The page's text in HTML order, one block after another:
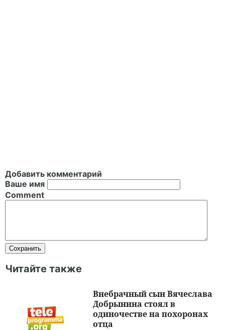
Добавить комментарий
Ваше имя
Comment
Читайте также
Внебрачный сын Вячеслава
Добрынина стоял в
одиночестве на похоронах
отца